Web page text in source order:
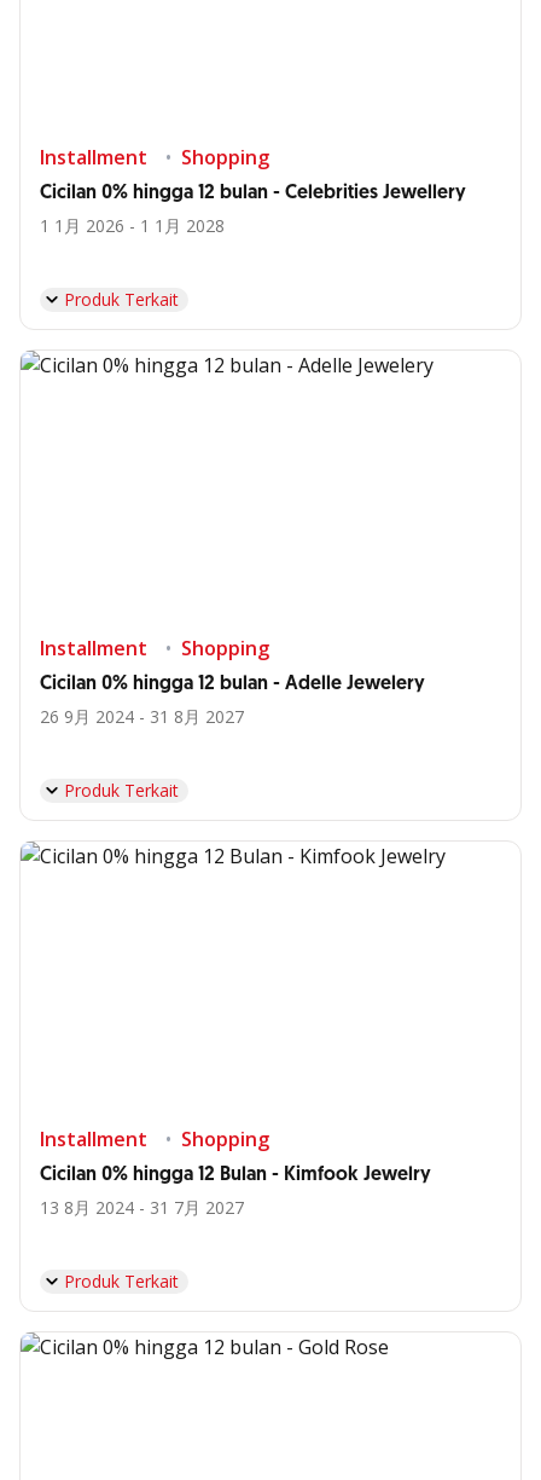
Installment Shopping
Cicilan 0% hingga 12 bulan - Celebrities Jewellery
1 1月 2026 - 1 1月 2028
Produk Terkait
Installment Shopping
Cicilan 0% hingga 12 bulan - Adelle Jewelery
26 9月 2024 - 31 8月 2027
Produk Terkait
Installment Shopping
Cicilan 0% hingga 12 Bulan - Kimfook Jewelry
13 8月 2024 - 31 7月 2027
Produk Terkait